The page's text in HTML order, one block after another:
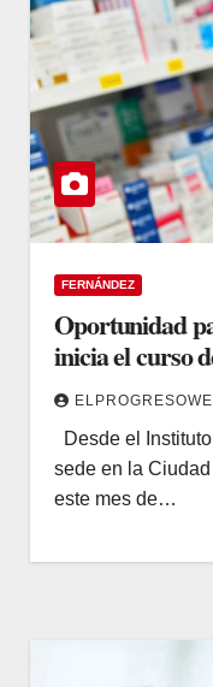
FERNÁNDEZ
Oportunidad
inicia el curso
Desde el
sede en la
este mes de…